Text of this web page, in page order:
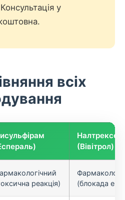
у
всіх
Налтрексон
(Вівітрол)
реакція)
(блокада